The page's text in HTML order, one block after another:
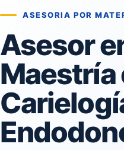
ASESORIA POR
Asesor
Maestría